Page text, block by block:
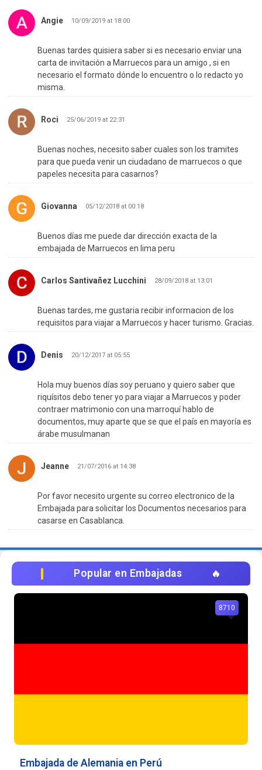
Angie 10/09/2019 at 18:00
Buenas tardes quisiera saber si es necesario enviar una
carta de invitación a Marruecos para un amigo , si en
necesario el formato dónde lo encuentro o lo redacto yo
misma.
Roci 25/06/2019 at 22:31
Buenas noches, necesito saber cuales son los tramites
para que pueda venir un ciudadano de marruecos o que
papeles necesita para casarnos?
Giovanna 05/12/2018 at 00:18
Buenos días me puede dar dirección exacta de la
embajada de Marruecos en lima peru
Carlos Santivañez Lucchini 28/09/2018 at 13:01
Buenas tardes, me gustaria recibir informacion de los
requisitos para viajar a Marruecos y hacer turismo. Gracias.
Denis 20/12/2017 at 05:55
Hola muy buenos días soy peruano y quiero saber que
riquísitos debo tener yo para viajar a Marruecos y poder
contraer matrimonio con una marroquí hablo de
documentos, muy aparte que se que el país en mayoría es
árabe musulmanan
Jeanne 21/07/2016 at 14:38
Por favor necesito urgente su correo electronico de la
Embajada para solicitar los Documentos necesarios para
casarse en Casablanca.
Popular en Embajadas
Embajada de Alemania en Perú
8710